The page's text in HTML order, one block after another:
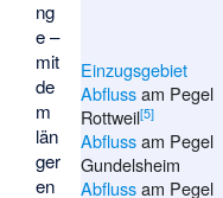
Einzugsgebiet
Abflussam Pegel
Rottweil[5]
Abflussam Pegel
Gundelsheim
Abflussam Pegel
ng
e –
mit
de
m
län
ger
en